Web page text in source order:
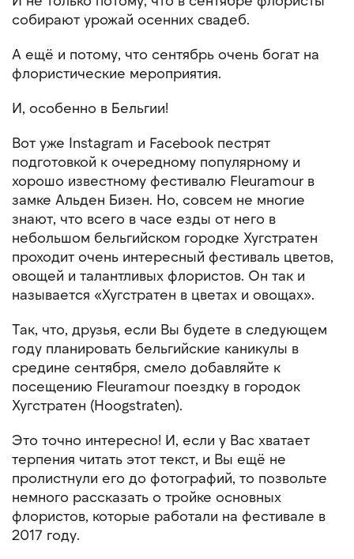
собирают урожай осенних свадеб.
А ещё и потому, что сентябрь очень богат на
флористические мероприятия.
И, особенно в Бельгии!
Вот уже Instagram и Facebook пестрят
подготовкой к очередному популярному и
хорошо известному фестивалю Fleuramour в
замке Альден Бизен. Но, совсем не многие
знают, что всего в часе езды от него в
небольшом бельгийском городке Хугстратен
проходит очень интересный фестиваль цветов,
овощей и талантливых флористов. Он так и
называется «Хугстратен в цветах и овощах».
Так, что, друзья, если Вы будете в следующем
году планировать бельгийские каникулы в
средине сентября, смело добавляйте к
посещению Fleuramour поездку в городок
Хугстратен (Hoogstraten).
Это точно интересно! И, если у Вас хватает
терпения читать этот текст, и Вы ещё не
пролистнули его до фотографий, то позвольте
немного рассказать о тройке основных
флористов, которые работали на фестивале в
2017 году.